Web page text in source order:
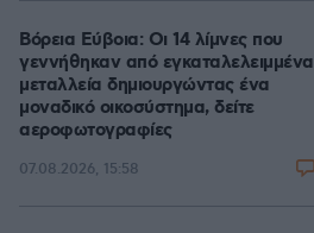
Βόρεια Εύβοια: Οι 14 λίμνες που
γεννήθηκαν από εγκαταλελειμμένα
μεταλλεία δημιουργώντας ένα
μοναδικό οικοσύστημα, δείτε
αεροφωτογραφίες
07.08.2026, 15:58